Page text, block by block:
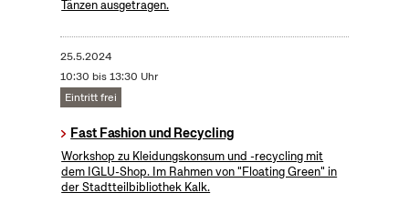
Tänzen ausgetragen.
25.5.2024
10:30 bis 13:30 Uhr
Eintritt frei
Fast Fashion und Recycling
Workshop zu Kleidungskonsum und -recycling mit
dem IGLU-Shop. Im Rahmen von "Floating Green" in
der Stadtteilbibliothek Kalk.